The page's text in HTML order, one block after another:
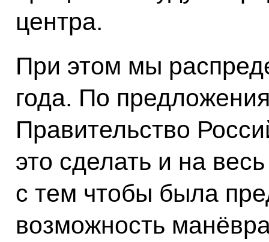
центра.
При этом мы
года. По
Правительство
это сделать и на
с тем чтобы была
возможность